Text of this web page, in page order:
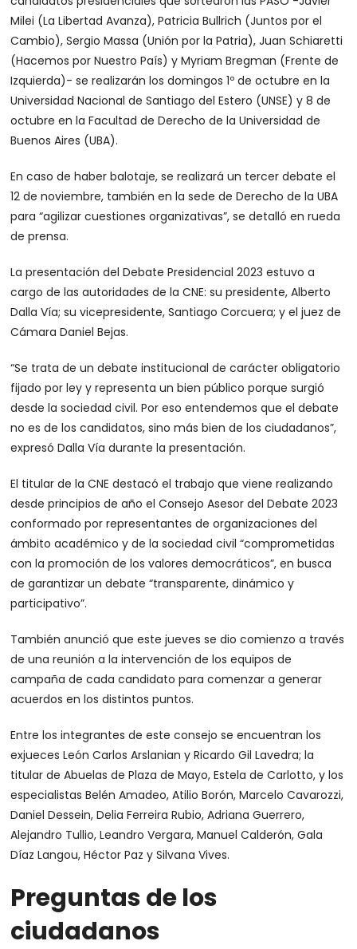
Milei (La Libertad Avanza), Patricia Bullrich (Juntos por el
Cambio), Sergio Massa (Unión por la Patria), Juan Schiaretti
(Hacemos por Nuestro País) y Myriam Bregman (Frente de
Izquierda)- se realizarán los domingos 1º de octubre en la
Universidad Nacional de Santiago del Estero (UNSE) y 8 de
octubre en la Facultad de Derecho de la Universidad de
Buenos Aires (UBA).
En caso de haber balotaje, se realizará un tercer debate el
12 de noviembre, también en la sede de Derecho de la UBA
para “agilizar cuestiones organizativas”, se detalló en rueda
de prensa.
La presentación del Debate Presidencial 2023 estuvo a
cargo de las autoridades de la CNE: su presidente, Alberto
Dalla Vía; su vicepresidente, Santiago Corcuera; y el juez de
Cámara Daniel Bejas.
“Se trata de un debate institucional de carácter obligatorio
fijado por ley y representa un bien público porque surgió
desde la sociedad civil. Por eso entendemos que el debate
no es de los candidatos, sino más bien de los ciudadanos”,
expresó Dalla Vía durante la presentación.
El titular de la CNE destacó el trabajo que viene realizando
desde principios de año el Consejo Asesor del Debate 2023
conformado por representantes de organizaciones del
ámbito académico y de la sociedad civil “comprometidas
con la promoción de los valores democráticos”, en busca
de garantizar un debate “transparente, dinámico y
participativo”.
También anunció que este jueves se dio comienzo a través
de una reunión a la intervención de los equipos de
campaña de cada candidato para comenzar a generar
acuerdos en los distintos puntos.
Entre los integrantes de este consejo se encuentran los
exjueces León Carlos Arslanian y Ricardo Gil Lavedra; la
titular de Abuelas de Plaza de Mayo, Estela de Carlotto, y los
especialistas Belén Amadeo, Atilio Borón, Marcelo Cavarozzi,
Daniel Dessein, Delia Ferreira Rubio, Adriana Guerrero,
Alejandro Tullio, Leandro Vergara, Manuel Calderón, Gala
Díaz Langou, Héctor Paz y Silvana Vives.
Preguntas de los
ciudadanos